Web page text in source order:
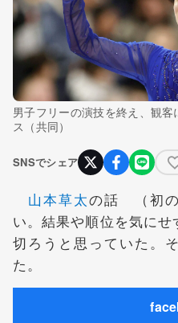
男子フリーの演技を終え、観
ス（共同）
SNSでシェア
山本草太の話 （初の
い。結果や順位を気に
切ろうと思っていた。
た。